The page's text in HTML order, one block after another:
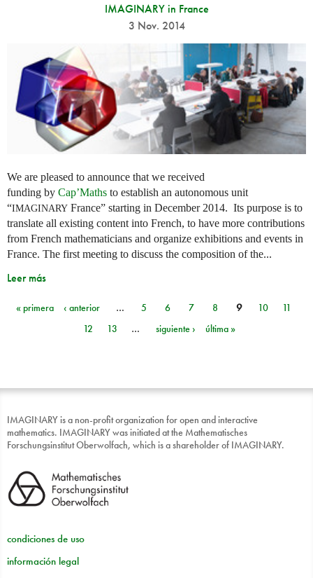
IMAGINARY in France
3 Nov. 2014
We are pleased to announce that we received
funding by Cap’Maths to establish an autonomous unit
“IMAGINARY France” starting in December 2014. Its purpose is to
translate all existing content into French, to have more contributions
from French mathematicians and organize exhibitions and events in
France. The first meeting to discuss the composition of the...
Leer más
Páginas
« primera ‹ anterior … 5 6 7 8 9 10
11
12
13 … siguiente › última »
IMAGINARY is a non-profit organization for open and interactive
mathematics. IMAGINARY was initiated at the Mathematisches
Forschungsinstitut Oberwolfach, which is a shareholder of IMAGINARY.
condiciones de uso
información legal